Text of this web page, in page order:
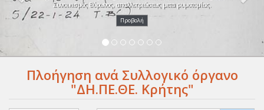
Συνοικισμός Βύρωνος, απαλλοτριώσεως μετα ρυμοτομίας.
Προβολή
Πλοήγηση ανά Συλλογικό όργανο
"ΔΗ.ΠΕ.ΘΕ. Κρήτης"